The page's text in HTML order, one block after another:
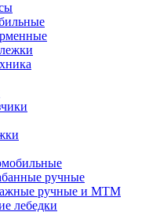
ручные
ручные и МТМ
лебедки